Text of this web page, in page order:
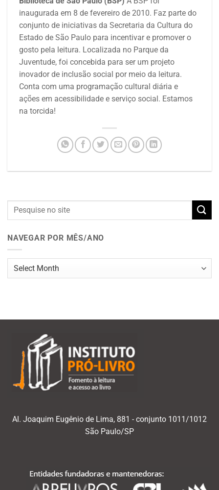
inaugurada em 8 de fevereiro de 2010. Faz parte do
conjunto de iniciativas da Secretaria da Cultura do
Estado de São Paulo para incentivar e promover o
gosto pela leitura. Localizada no Parque da
Juventude, foi concebida para ser um projeto
inovador de inclusão social por meio da leitura.
Conta com uma programação cultural diária e
ações em acessibilidade e serviço social. Estamos
na torcida!
NAVEGAR POR MÊS/ANO
Navegar
Al. Joaquim Eugênio de Lima, 881 - conjunto 1011/1012
São Paulo/SP